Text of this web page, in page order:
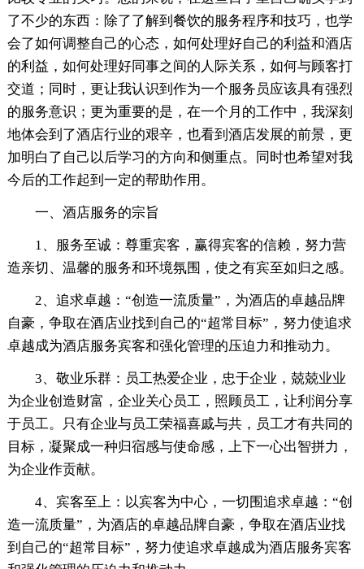
了不少的东西：除了了解到餐饮的服务程序和技巧，也学
会了如何调整自己的心态，如何处理好自己的利益和酒店
的利益，如何处理好同事之间的人际关系，如何与顾客打
交道；同时，更让我认识到作为一个服务员应该具有强烈
的服务意识；更为重要的是，在一个月的工作中，我深刻
地体会到了酒店行业的艰辛，也看到酒店发展的前景，更
加明白了自己以后学习的方向和侧重点。同时也希望对我
今后的工作起到一定的帮助作用。
一、酒店服务的宗旨
1、服务至诚：尊重宾客，赢得宾客的信赖，努力营
造亲切、温馨的服务和环境氛围，使之有宾至如归之感。
2、追求卓越：“创造一流质量”，为酒店的卓越品牌
自豪，争取在酒店业找到自己的“超常目标”，努力使追求
卓越成为酒店服务宾客和强化管理的压迫力和推动力。
3、敬业乐群：员工热爱企业，忠于企业，兢兢业业
为企业创造财富，企业关心员工，照顾员工，让利润分享
于员工。只有企业与员工荣福喜戚与共，员工才有共同的
目标，凝聚成一种归宿感与使命感，上下一心出智拼力，
为企业作贡献。
4、宾客至上：以宾客为中心，一切围追求卓越：“创
造一流质量”，为酒店的卓越品牌自豪，争取在酒店业找
到自己的“超常目标”，努力使追求卓越成为酒店服务宾客